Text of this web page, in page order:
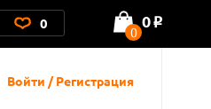
0 0
0 o
Войти / Регистрация